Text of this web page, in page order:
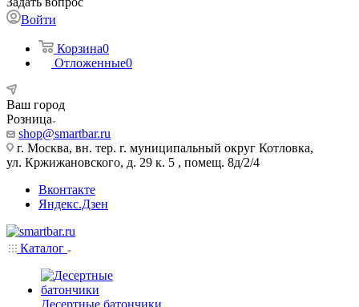
Войти
Корзина0
Отложенные0
Ваш город
Розница
shop@smartbar.ru
г. Москва, вн. тер. г. муниципальный округ Котловка,
ул. Кржижановского, д. 29 к. 5 , помещ. 8д/2/4
Вконтакте
Яндекс.Дзен
Каталог
Десертные батончики